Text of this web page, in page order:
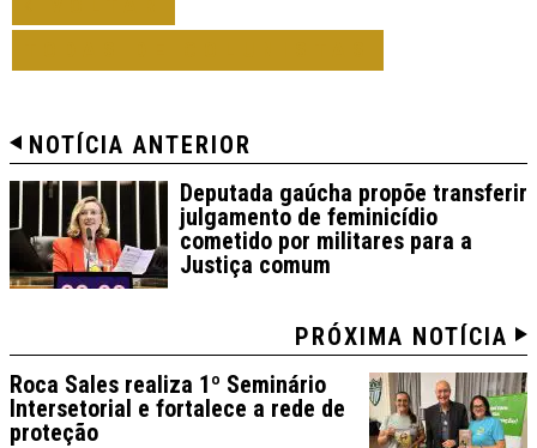
NOTÍCIA ANTERIOR
Deputada gaúcha propõe transferir
julgamento de feminicídio
cometido por militares para a
Justiça comum
PRÓXIMA NOTÍCIA
Roca Sales realiza 1º Seminário
Intersetorial e fortalece a rede de
proteção